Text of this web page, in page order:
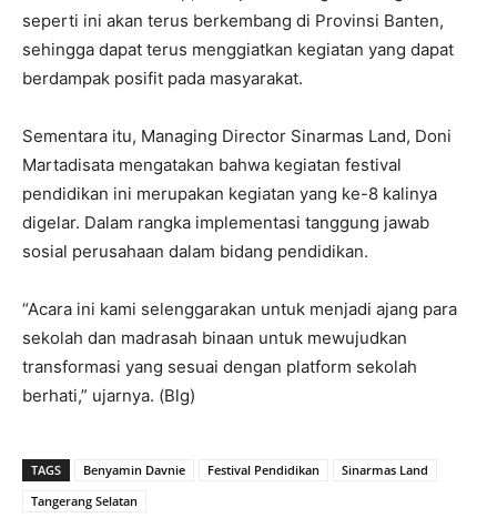
seperti ini akan terus berkembang di Provinsi Banten,
sehingga dapat terus menggiatkan kegiatan yang dapat
berdampak posifit pada masyarakat.
Sementara itu, Managing Director Sinarmas Land, Doni
Martadisata mengatakan bahwa kegiatan festival
pendidikan ini merupakan kegiatan yang ke-8 kalinya
digelar. Dalam rangka implementasi tanggung jawab
sosial perusahaan dalam bidang pendidikan.
“Acara ini kami selenggarakan untuk menjadi ajang para
sekolah dan madrasah binaan untuk mewujudkan
transformasi yang sesuai dengan platform sekolah
berhati,” ujarnya. (Blg)
TAGS Benyamin Davnie Festival Pendidikan
Sinarmas Land
Tangerang Selatan